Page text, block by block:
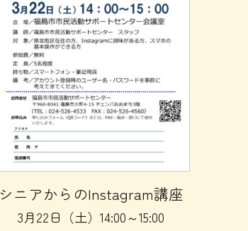
シニアからのInstagram講座
3月22日（土）14:00～15:00